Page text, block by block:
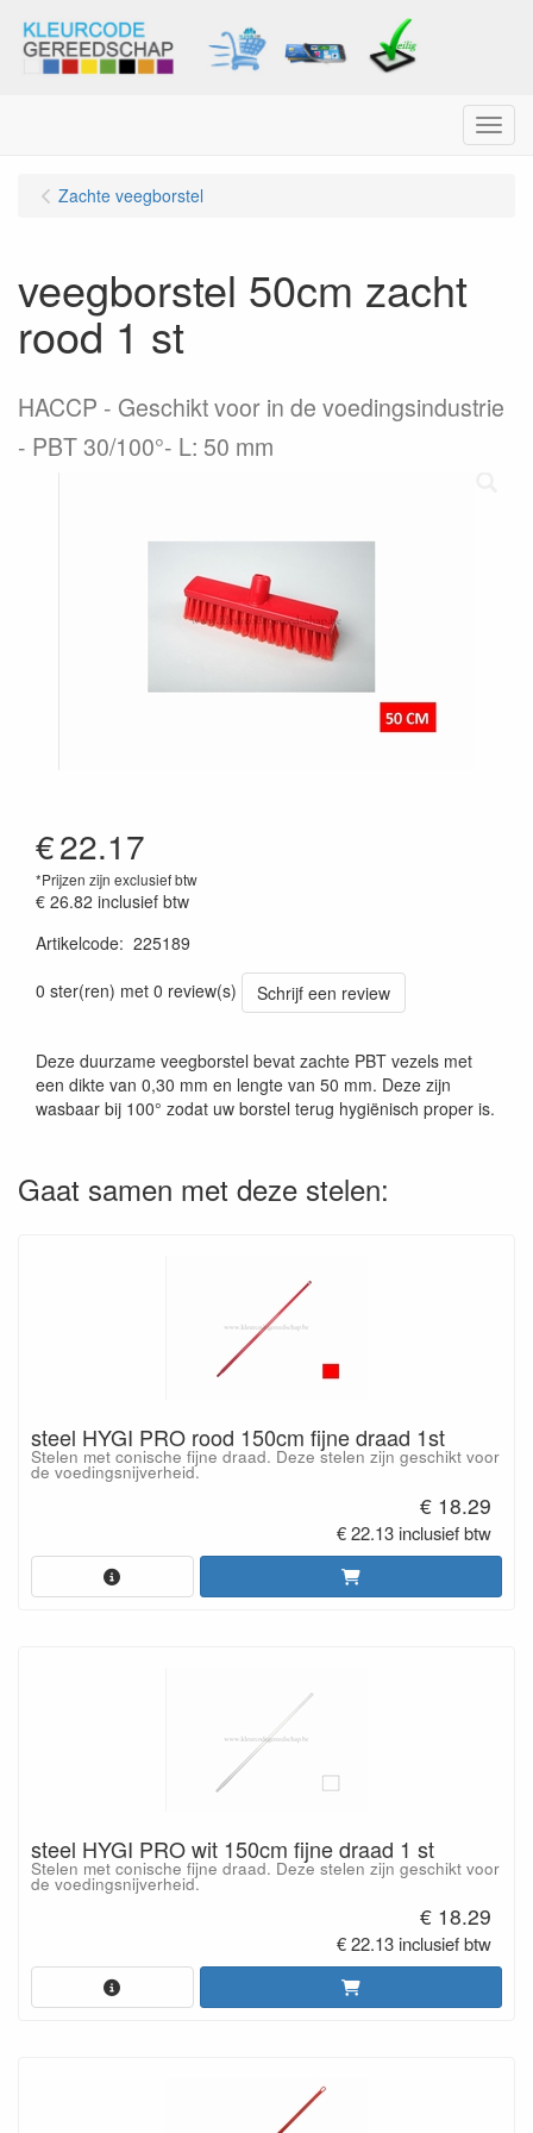
Menu
Zachte veegborstel
veegborstel 50cm zacht
rood 1 st
HACCP - Geschikt voor in de voedingsindustrie
- PBT 30/100°- L: 50 mm
€22.17
*Prijzen zijn exclusief btw
€ 26.82 inclusief btw
Artikelcode: 225189
0 ster(ren) met 0 review(s)
Schrijf een review
Deze duurzame veegborstel bevat zachte PBT vezels met
een dikte van 0,30 mm en lengte van 50 mm. Deze zijn
wasbaar bij 100° zodat uw borstel terug hygiënisch proper is.
Gaat samen met deze stelen:
steel HYGI PRO rood 150cm fijne draad 1st
Stelen met conische fijne draad. Deze stelen zijn geschikt voor
de voedingsnijverheid.
€ 18.29
€ 22.13 inclusief btw
steel HYGI PRO wit 150cm fijne draad 1 st
Stelen met conische fijne draad. Deze stelen zijn geschikt voor
de voedingsnijverheid.
€ 18.29
€ 22.13 inclusief btw